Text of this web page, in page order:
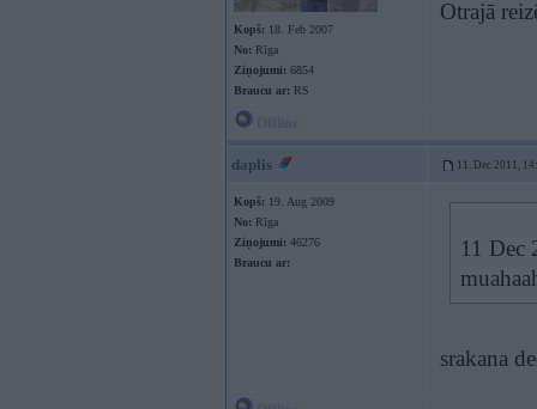
Kopš: 18. Feb 2007
No: Rīga
Ziņojumi: 6854
Braucu ar: RS
Otrajā
daplis 11. Dec 2011,
Kopš: 19. Aug 2009
No: Rīga
Ziņojumi: 46276
Braucu ar:
11 Dec
srakana